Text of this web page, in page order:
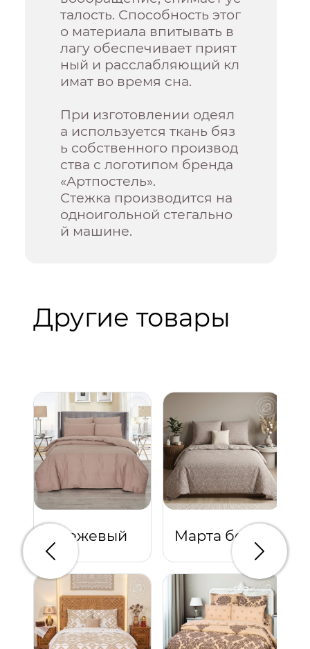
талость. Способность этог
о материала впитывать в
лагу обеспечивает прият
ный и расслабляющий кл
имат во время сна.
При изготовлении одеял
а используется ткань бяз
ь собственного производ
ства с логотипом бренда
«Артпостель».
Стежка производится на
одноигольной стегально
й машине.
Другие товары
Бежевый
Предыдущий